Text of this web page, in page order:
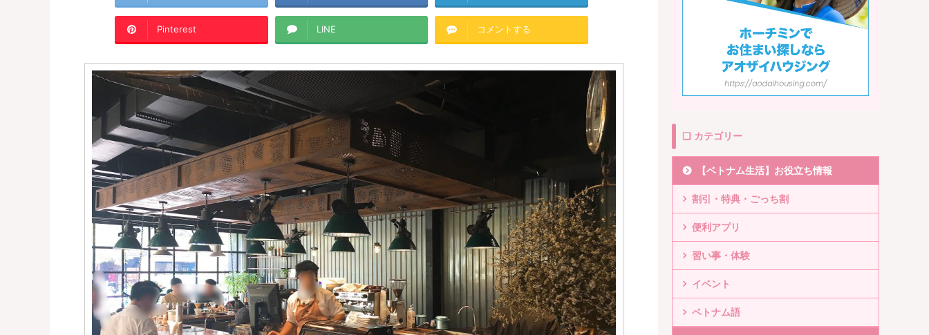
Pinterest LINE コメントする
❏ カテゴリー
【ベトナム生活】お役立ち情報
割引・特典・ごっち割
便利アプリ
習い事・体験
イベント
ベトナム語